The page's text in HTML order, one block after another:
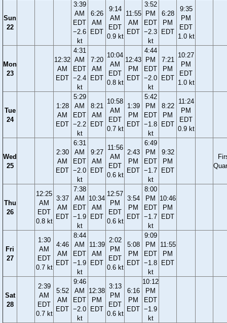
Sun
22
3:39
AM
EDT
−2.6
kt
6:26
AM
EDT
9:14
AM
EDT
0.9 kt
11:55
AM
EDT
3:52
PM
EDT
−2.3
kt
6:28
PM
EDT
9:35
PM
EDT
1.0 kt
Mon
23
12:32
AM
EDT
4:31
AM
EDT
−2.4
kt
7:20
AM
EDT
10:04
AM
EDT
0.8 kt
12:43
PM
EDT
4:44
PM
EDT
−2.0
kt
7:21
PM
EDT
10:27
PM
EDT
1.0 kt
Tue
24
1:28
AM
EDT
5:29
AM
EDT
−2.2
kt
8:21
AM
EDT
10:58
AM
EDT
0.7 kt
1:39
PM
EDT
5:42
PM
EDT
−1.8
kt
8:22
PM
EDT
11:24
PM
EDT
0.9 kt
Wed
25
2:30
AM
EDT
6:31
AM
EDT
−2.0
kt
9:27
AM
EDT
11:56
AM
EDT
0.6 kt
2:43
PM
EDT
6:49
PM
EDT
−1.7
kt
9:32
PM
EDT
Thu
26
12:25
AM
EDT
0.8 kt
3:37
AM
EDT
7:38
AM
EDT
−1.9
kt
10:34
AM
EDT
12:57
PM
EDT
0.6 kt
3:54
PM
EDT
8:00
PM
EDT
−1.7
kt
10:46
PM
EDT
Fri
27
1:30
AM
EDT
0.7 kt
4:46
AM
EDT
8:44
AM
EDT
−1.9
kt
11:39
AM
EDT
2:02
PM
EDT
0.6 kt
5:08
PM
EDT
9:09
PM
EDT
−1.8
kt
11:55
PM
EDT
Sat
28
2:39
AM
EDT
0.7 kt
5:52
AM
EDT
9:46
AM
EDT
−2.0
kt
12:38
PM
EDT
3:13
PM
EDT
0.6 kt
6:16
PM
EDT
10:12
PM
EDT
−1.9
kt